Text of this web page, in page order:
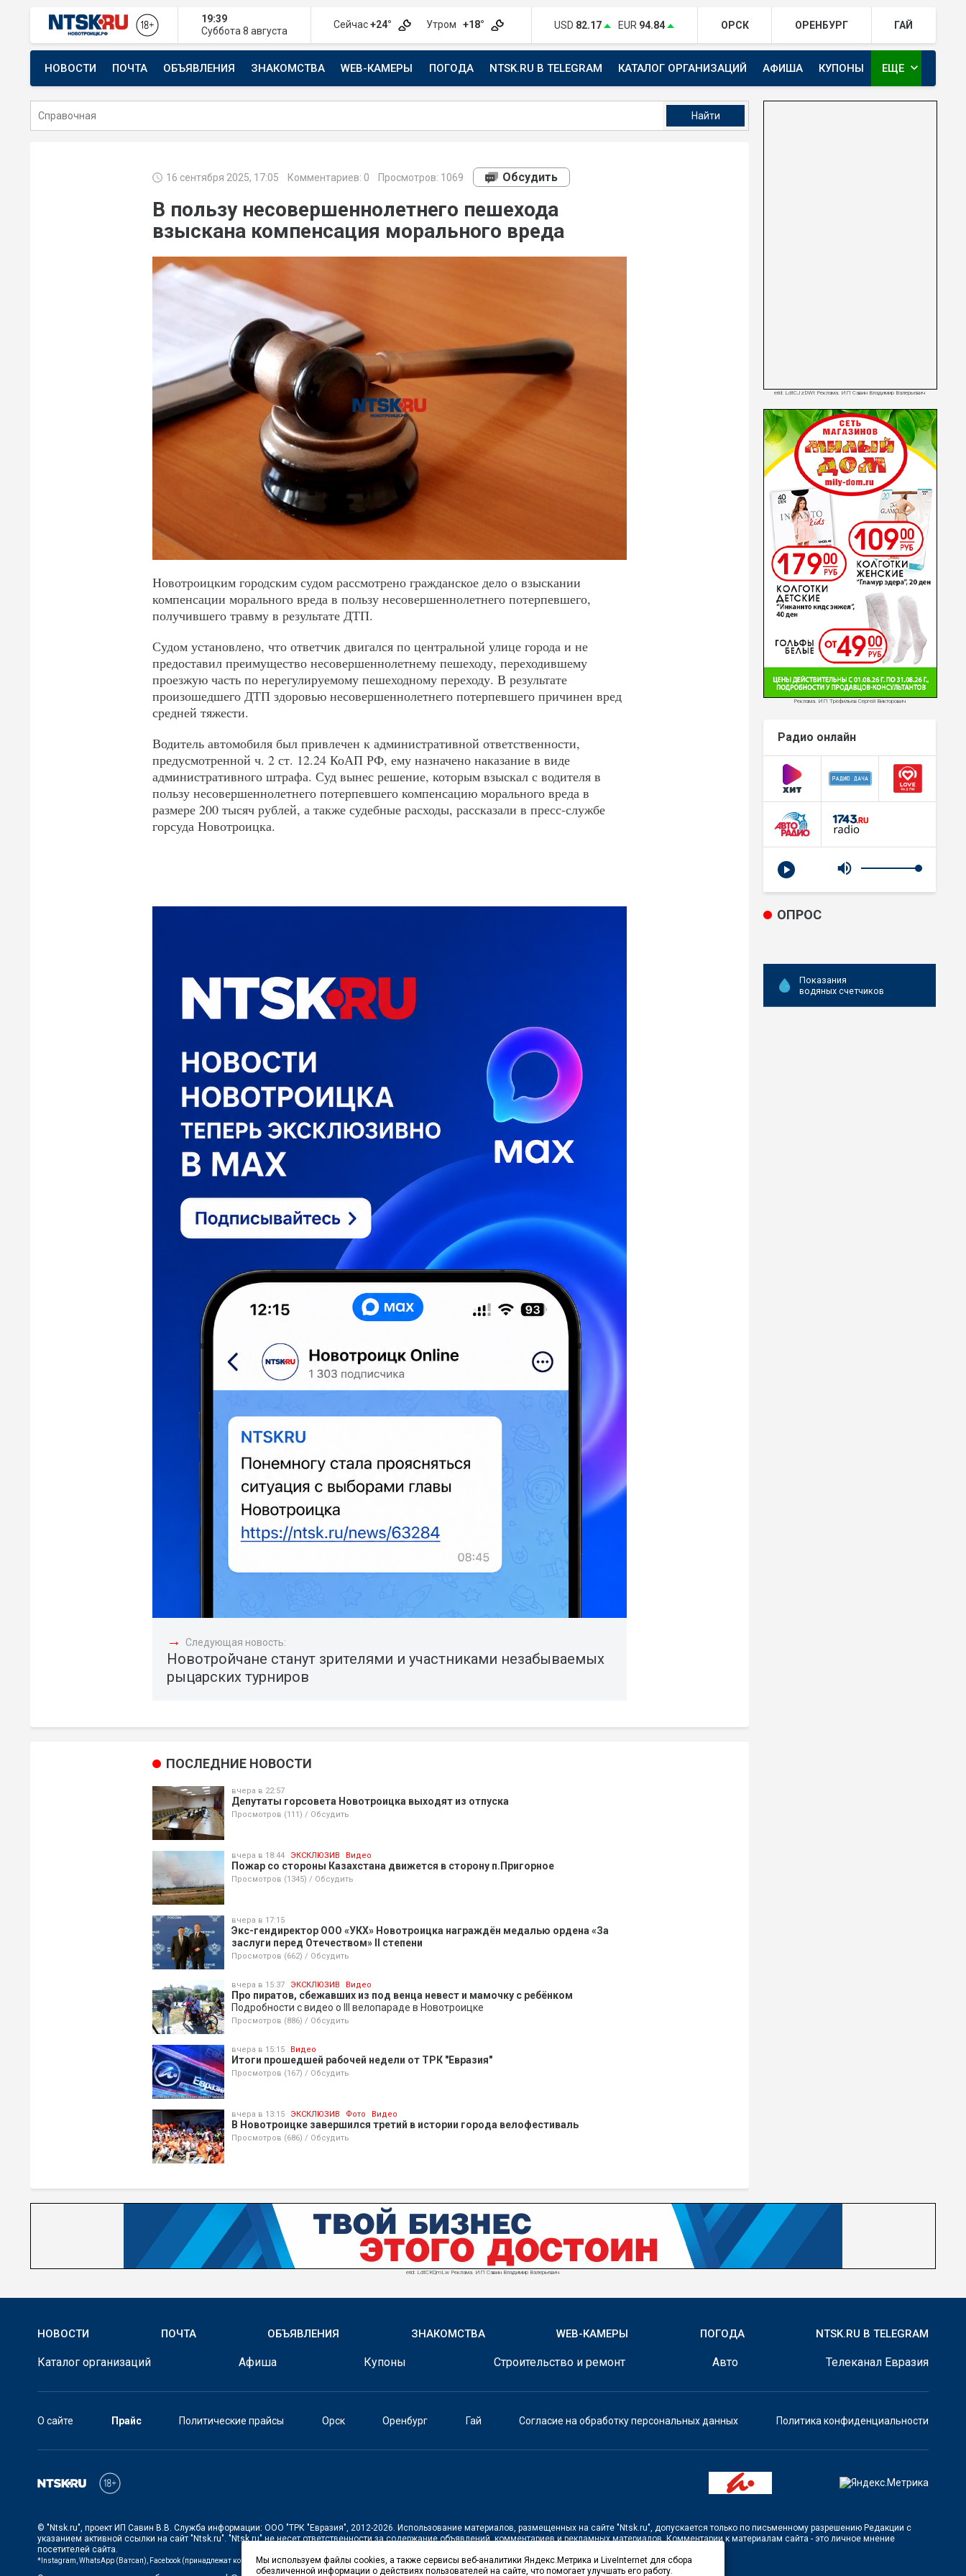
19:39
Суббота 8 августа
Сейчас+24° Утром+18° USD 82.17 EUR 94.84 ОРСК ОРЕНБУРГ ГАЙ
НОВОСТИ ПОЧТА ОБЪЯВЛЕНИЯ ЗНАКОМСТВА WEB-КАМЕРЫ ПОГОДА NTSK.RU В TELEGRAM КАТАЛОГ ОРГАНИЗАЦИЙ АФИША КУПОНЫ
СТРОИТЕЛЬСТВО И РЕМОНТ АВТО ТЕЛЕКАНАЛ ЕВРАЗИЯ
ЕЩЕ expand_more
16 сентября 2025, 17:05 Комментариев: 0 Просмотров: 1069 Обсудить
В пользу несовершеннолетнего пешехода
взыскана компенсация морального вреда
Новотроицким городским судом рассмотрено гражданское дело о взыскании
компенсации морального вреда в пользу несовершеннолетнего потерпевшего,
получившего травму в результате ДТП.
Судом установлено, что ответчик двигался по центральной улице города и не
предоставил преимущество несовершеннолетнему пешеходу, переходившему
проезжую часть по нерегулируемому пешеходному переходу. В результате
произошедшего ДТП здоровью несовершеннолетнего потерпевшего причинен вред
средней тяжести.
Водитель автомобиля был привлечен к административной ответственности,
предусмотренной ч. 2 ст. 12.24 КоАП РФ, ему назначено наказание в виде
административного штрафа. Суд вынес решение, которым взыскал с водителя в
пользу несовершеннолетнего потерпевшего компенсацию морального вреда в
размере 200 тысяч рублей, а также судебные расходы, рассказали в пресс-службе
горсуда Новотроицка.
→ Следующая новость:
Новотройчане станут зрителями и участниками незабываемых
рыцарских турниров
ПОСЛЕДНИЕ НОВОСТИ
вчера в 22:57
Депутаты горсовета Новотроицка выходят из отпуска
Просмотров (111) / Обсудить
вчера в 18:44 ЭКСКЛЮЗИВ Видео
Пожар со стороны Казахстана движется в сторону п.Пригорное
Просмотров (1345) / Обсудить
вчера в 17:15
Экс-гендиректор ООО «УКХ» Новотроицка награждён медалью ордена «За
заслуги перед Отечеством» II степени
Просмотров (662) / Обсудить
вчера в 15:37 ЭКСКЛЮЗИВ Видео
Про пиратов, сбежавших из под венца невест и мамочку с ребёнком
Подробности с видео о III велопараде в Новотроицке
Просмотров (886) / Обсудить
вчера в 15:15 Видео
Итоги прошедшей рабочей недели от ТРК "Евразия"
Просмотров (167) / Обсудить
вчера в 13:15 ЭКСКЛЮЗИВ Фото Видео
В Новотроицке завершился третий в истории города велофестиваль
Просмотров (686) / Обсудить
erid: LdtCJzDWt Реклама. ИП Савин Владимир Валерьевич
Реклама. ИП Трефильев Сергей Викторович
Радио онлайн
ОПРОС
Показания
водяных счетчиков
erid: LdtCKQmLw Реклама. ИП Савин Владимир Валерьевич
НОВОСТИ ПОЧТА ОБЪЯВЛЕНИЯ ЗНАКОМСТВА WEB-КАМЕРЫ ПОГОДА NTSK.RU В TELEGRAM
Каталог организаций Афиша Купоны Строительство и ремонт Авто Телеканал Евразия
О сайте Прайс Политические прайсы Орск Оренбург Гай Согласие на обработку персональных данных Политика конфиденциальности
© "Ntsk.ru", проект ИП Савин В.В. Служба информации: ООО "ТРК "Евразия", 2012-2026. Использование материалов, размещенных на сайте "Ntsk.ru", допускается только по письменному разрешению Редакции с
указанием активной ссылки на сайт "Ntsk.ru". "Ntsk.ru"не несет ответственности за содержание объявлений, комментариев и рекламных материалов. Комментарии к материалам сайта - это личное мнение
посетителей сайта.
*Instagram, WhatsApp (Ватсап), Facebook (принадлежат корпорации Meta, запрещенной на территории Российской Федерации)
Мы используем файлы cookies, а также сервисы веб-аналитики Яндекс.Метрика и LiveInternet для сбора
обезличенной информации о действиях пользователей на сайте, что помогает улучшать его работу.